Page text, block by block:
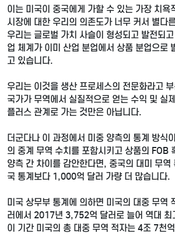
이는 미국이 중국에게 가할 수 있는 가장 치욕
시장에 대한 우리의 의존도가 너무 커서 별다
우리는 글로벌 가치 사슬이 형성되고 발전되
업 체계가 이미 산업 분업에서 상품 분업으로
고 있습니다.
우리는 이것을 생산 프로세스의 전문화라고
국가가 무역에서 실질적으로 얻는 수익 및 실
플러스 관계로 가는 것만은 아닙니다.
더군다나 이 과정에서 미중 양측의 통계 방식
의 중계 무역 수치를 포함시키고 상품의 FOB
양측 간 차이를 감안한다면, 중국의 대미 무역
국 통계보다 1,000억 달러 가량 더 많습니다.
미국 상무부 통계에 의하면 미국의 대중 무역
러에서 2017년 3,752억 달러로 늘어 역대 최
이 기간 미국의 총 대중 무역 적자는 4조 7천